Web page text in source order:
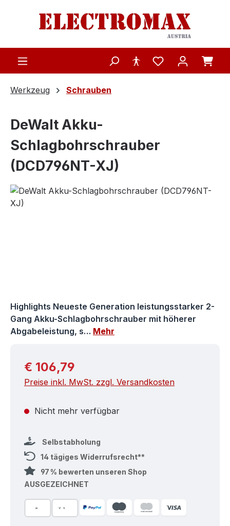
Zum Hauptinhalt springen
Werkzeug Schrauben
DeWalt Akku-
Schlagbohrschrauber
(DCD796NT-XJ)
Bildergalerie überspringen
Highlights Neueste Generation leistungsstarker 2-
Gang Akku-Schlagbohrschrauber mit höherer
Abgabeleistung, s… Mehr
Regulärer Preis:
€ 106,79
Preise inkl. MwSt. zzgl. Versandkosten
Nicht mehr verfügbar
Selbstabholung
14 tägiges Widerrufsrecht**
97 % bewerten unseren Shop
AUSGEZEICHNET